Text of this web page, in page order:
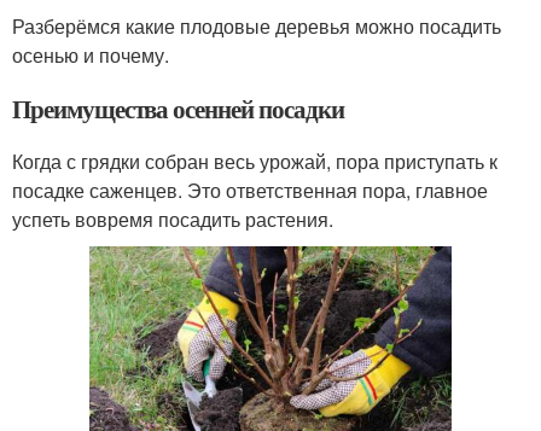
Разберёмся какие плодовые деревья можно посадить
осенью и почему.
Преимущества осенней посадки
Когда с грядки собран весь урожай, пора приступать к
посадке саженцев. Это ответственная пора, главное
успеть вовремя посадить растения.